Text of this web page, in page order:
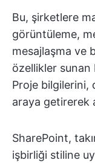
Bu, şirketlere
görüntüleme,
mesajlaşma ve
özellikler
Proje bilgilerini,
araya getirerek
SharePoint,
işbirliği stiline